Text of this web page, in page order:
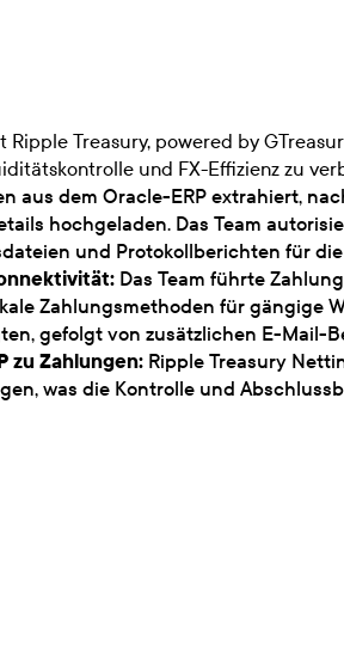
Treasury, powered by
und FX-Effizienz zu
aus dem Oracle-ERP extrahiert,
hochgeladen. Das Team
und Protokollberichten für
Das Team führte
Zahlungsmethoden für gängige
gefolgt von zusätzlichen E-
zu Zahlungen: Ripple Treasury
was die Kontrolle und